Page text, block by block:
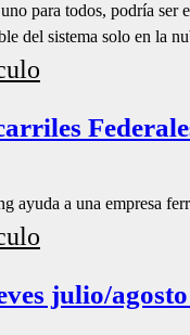
para todos, podría ser
del sistema solo en la
ayuda a una empresa
julio/